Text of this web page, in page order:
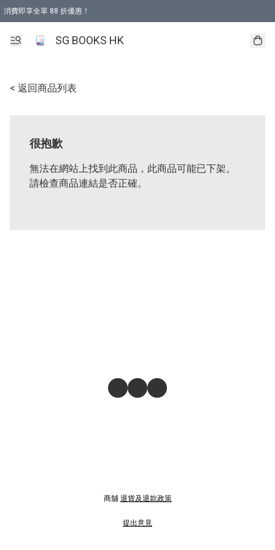
消費即享全單 88 折優惠！
SG BOOKS HK
< 返回商品列表
很抱歉
無法在網站上找到此商品，此商品可能已下架。
請檢查商品連結是否正確。
商舖 退貨及退款政策
提出意見